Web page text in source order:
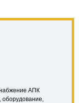
АПК
оборудование,